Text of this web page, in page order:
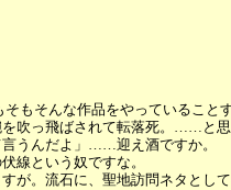
もそんな作品をやっていること
吹っ飛ばされて転落死。……
うんだよ」……迎え酒ですか。
線という奴ですな。
。流石に、聖地訪問ネタとし